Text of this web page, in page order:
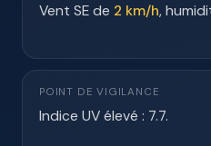
Vent SE de 2 km/h,
POINT DE VIGILANCE
Indice UV élevé : 7.7.